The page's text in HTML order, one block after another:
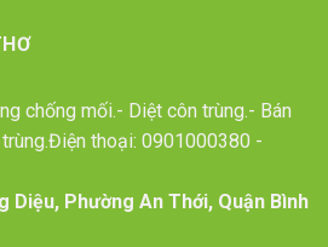
chống mối.- Diệt côn trùng.- Bán
thoại: 0901000380 -
Diệu, Phường An Thới, Quận Bình